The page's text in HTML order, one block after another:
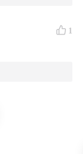
07:01
入鲍鱼干贝的
1